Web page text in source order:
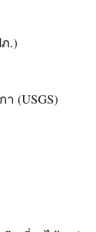
.)
(USGS)